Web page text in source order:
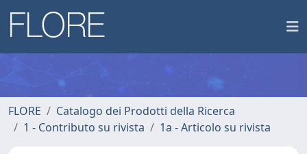
FLORE
Catalogo dei Prodotti della Ricerca
1 - Contributo su rivista
1a - Articolo su rivista